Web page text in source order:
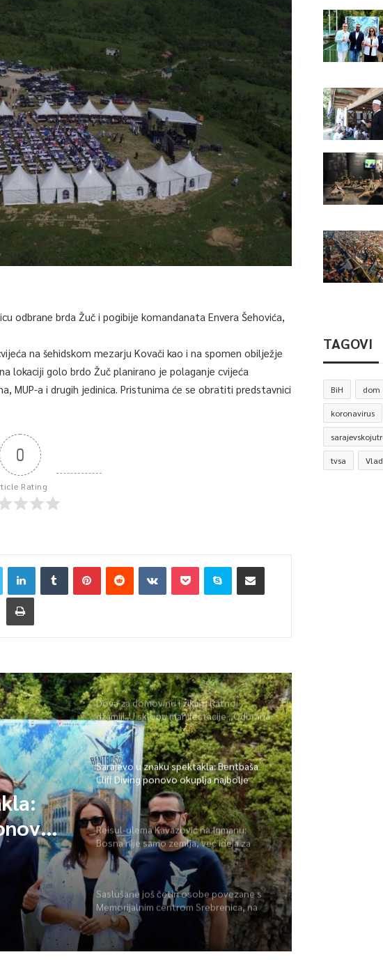
odbrane brda Žuč i pogibije komandanata Envera Šehovića,
na šehidskom mezarju Kovači kao i na spomen obilježje
lokaciji golo brdo Žuč planirano je polaganje cvijeća
MUP-a i drugih jedinica. Pristunima će se obratiti predstavnici
0
Rating
se živi
Dova za domovinu i zikir u Ratnoj
džamiji: U sklopu manifestacije „Odbrana
BiH – Igman 2026“ odana počast
herojima
Sarajevo u znaku spektakla: Bentbaša
Cliff Diving ponovo okuplja najbolje
skakače i vrhunsku zabavu
Reisul-ulema Kavazović na Igmanu:
Bosna nije samo zemlja, već ideja za
koju se živi
Saslušane još četiri osobe povezane s
Memorijalnim centrom Srebrenica, na
spisku ukupno 26
TAGOVI
BiH dom
koronavirus
tvsa